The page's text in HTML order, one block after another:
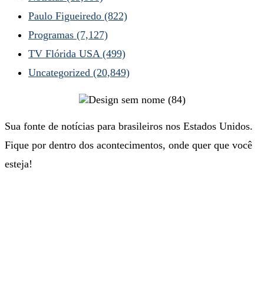
Paulo Figueiredo (822)
Programas (7,127)
TV Flórida USA (499)
Uncategorized (20,849)
Sua fonte de notícias para brasileiros nos Estados Unidos.
Fique por dentro dos acontecimentos, onde quer que você
esteja!